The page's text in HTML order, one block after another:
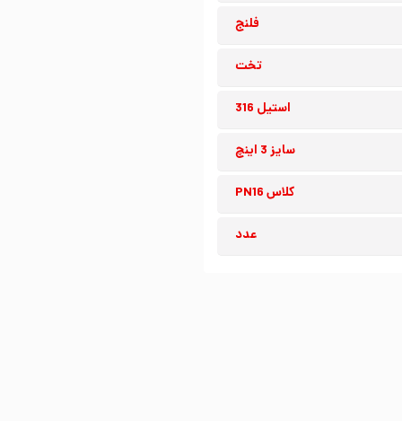
فلنج
تخت
استیل 316
سایز 3 اینچ
کلاس PN16
عدد